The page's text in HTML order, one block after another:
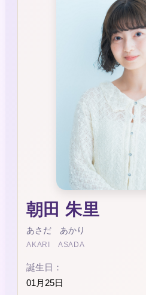
朝田 朱里
あさだ あかり
AKARI ASADA
誕生日：
01月25日